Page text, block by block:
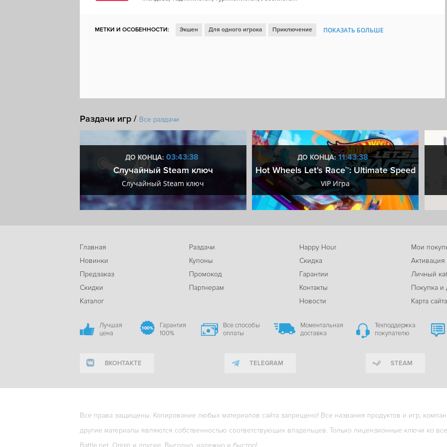
МЕТКИ И ОСОБЕННОСТИ: Экшен Для одного игрока Приключение ПОКАЗАТЬ БОЛЬШЕ
Покупки внутри приложения Steam Cloud
Раздачи игр / Все раздачи
ДО КОНЦА: 03:43:37
Случайный Steam ключ
Случайный Steam ключ
ДО КОНЦА:11:43:37
Hot Wheels Let's Race™: Ultimate Speed
VIP Игра
Главная
Новинки
Предзаказ
Скидки
Каталог
Раздачи
Купоны
Промокод
Партнерам
Happy Hour
Скидка
Гарантии
Контакты
Новости
Мои
Активация
Личный
Покупка и
Карта сайта
Лучшая
цена
Гарантия
100%
Все способы
оплаты
Моментальная
доставка
Техподдержка
покупателю
ВКОНТАКТЕ TELEGRAM STEAM
Все права защищены. Копирование любых материалов сайта запрещено! Все названия продуктов и игр,
другие материалы являются собственностью соответствующих владельцев. Только лицензионные ключи ко
Battle.net, Origin и другие. Выгодно, надежно и быстро!